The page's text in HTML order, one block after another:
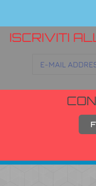
ISCRIVITI